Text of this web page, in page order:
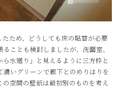
ため、どうしても床の貼替が必要
ことも検討しましたが、洗面室、
水廻り」と見えるように三方枠と
いグリーンで廊下とのめりはりを
空間の壁紙は最初別のものを考え